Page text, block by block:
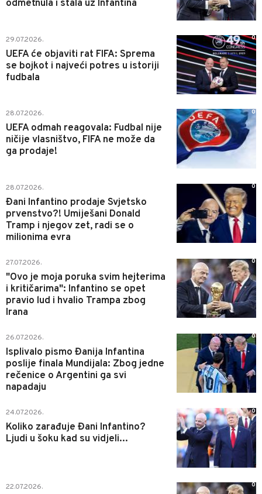
odmetnula i stala uz Infantina
29.07.2026.
UEFA će objaviti rat FIFA: Sprema
se bojkot i najveći potres u istoriji
fudbala
0
28.07.2026.
UEFA odmah reagovala: Fudbal nije
ničije vlasništvo, FIFA ne može da
ga prodaje!
0
28.07.2026.
Đani Infantino prodaje Svjetsko
prvenstvo?! Umiješani Donald
Tramp i njegov zet, radi se o
milionima evra
0
27.07.2026.
"Ovo je moja poruka svim hejterima
i kritičarima": Infantino se opet
pravio lud i hvalio Trampa zbog
Irana
0
26.07.2026.
Isplivalo pismo Đanija Infantina
poslije finala Mundijala: Zbog jedne
rečenice o Argentini ga svi
napadaju
0
24.07.2026.
Koliko zarađuje Đani Infantino?
Ljudi u šoku kad su vidjeli...
0
22.07.2026. 0